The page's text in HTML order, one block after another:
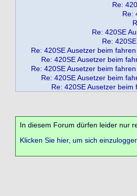
Re:
Re:
Re: 420SE
Re:
Re: 420SE Ausetzer beim
Re: 420SE Ausetzer beim
Re: 420SE Ausetzer beim
Re: 420SE Ausetzer beim
Re: 420SE Ausetzer
In diesem Forum dürfen leider nur
Klicken Sie hier, um sich